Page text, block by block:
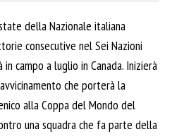
della Nazionale italiana
consecutive nel Sei Nazioni
campo a luglio in Canada. Inizierà
che porterà la
alla Coppa del Mondo del
una squadra che fa parte della